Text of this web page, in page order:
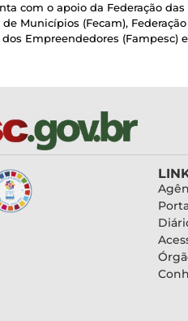
com o apoio da Federação
Municípios (Fecam),
Empreendedores (Fampesc)